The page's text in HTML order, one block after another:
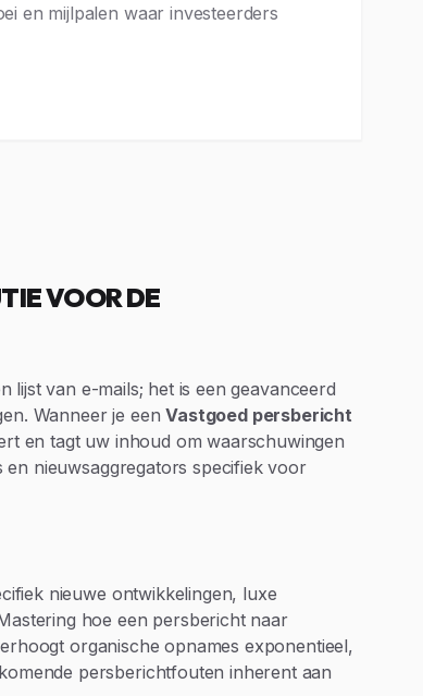
en mijlpalen waar investeerders
VOOR DE
lijst van e-mails; het is een geavanceerd
Wanneer je eenVastgoed persbericht
en tagt uw inhoud om waarschuwingen
nieuwsaggregators specifiek voor
nieuwe ontwikkelingen, luxe
hoe een persbericht naar
organische opnames exponentieel,
persberichtfouten inherent aan